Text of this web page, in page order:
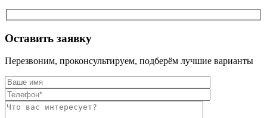
Оставить заявку
Перезвоним, проконсультируем, подберём лучшие варианты